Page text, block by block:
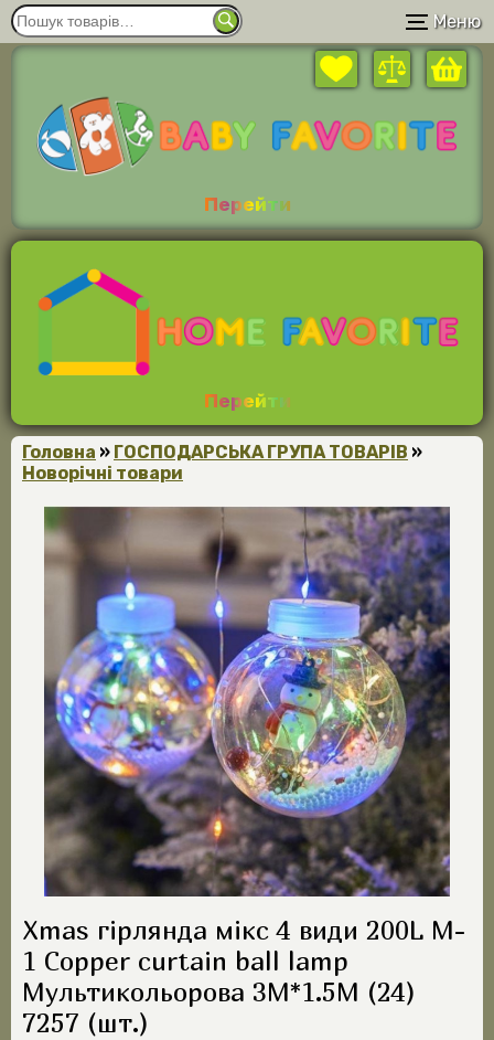
Меню
Перейти
Перейти
Головна » ГОСПОДАРСЬКА ГРУПА ТОВАРІВ »
Новорічні товари
Xmas гірлянда мікс 4 види 200L M-
1 Copper curtain ball lamp
Мультикольорова 3M*1.5M (24)
7257 (шт.)